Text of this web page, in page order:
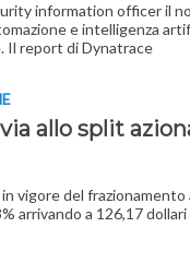
information officer il
e intelligenza
Il report di Dynatrace
allo split
vigore del frazionamento
arrivando a 126,17